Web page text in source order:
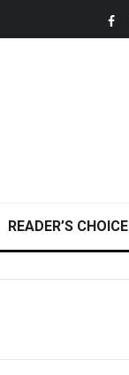
READER’S CHOICE